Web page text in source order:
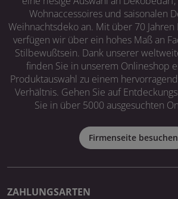
Wohnaccessoires und saisonalen
Weihnachtsdeko an. Mit über 70
verfügen wir über ein hohes Maß an
Stilbewußtsein. Dank unserer
finden Sie in unserem Onlineshop
Produktauswahl zu einem
Verhältnis. Gehen Sie auf
Sie in über 5000 ausgesuchten
Firmenseite besuchen
ZAHLUNGSARTEN